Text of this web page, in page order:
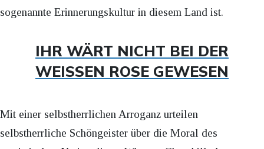
sogenannte Erinnerungskultur in diesem Land ist.
IHR WÄRT NICHT BEI DER
WEISSEN ROSE GEWESEN
Mit einer selbstherrlichen Arroganz urteilen
selbstherrliche Schöngeister über die Moral des